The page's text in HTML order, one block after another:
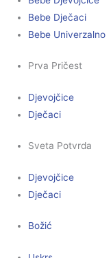
Bebe Dječaci
Bebe Univerzalno
Prva Pričest
Djevojčice
Dječaci
Sveta Potvrda
Djevojčice
Dječaci
Božić